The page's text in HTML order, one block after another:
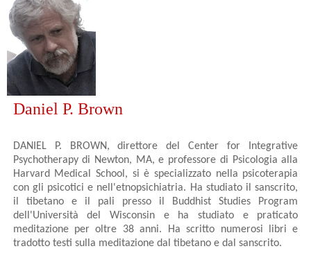
Daniel P. Brown
DANIEL P. BROWN, direttore del Center for Integrative
Psychotherapy di Newton, MA, e professore di Psicologia alla
Harvard Medical School, si è specializzato nella psicoterapia
con gli psicotici e nell'etnopsichiatria. Ha studiato il sanscrito,
il tibetano e il pali presso il Buddhist Studies Program
dell'Università del Wisconsin e ha studiato e praticato
meditazione per oltre 38 anni. Ha scritto numerosi libri e
tradotto testi sulla meditazione dal tibetano e dal sanscrito.